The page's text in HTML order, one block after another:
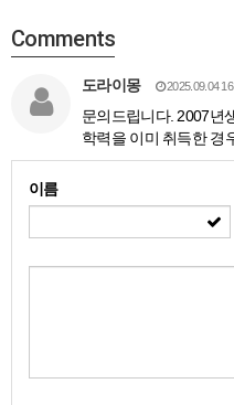
Comments
도라이몽 2025.09.04
문의드립니다. 2007년
학력을 이미 취득한 경
이름